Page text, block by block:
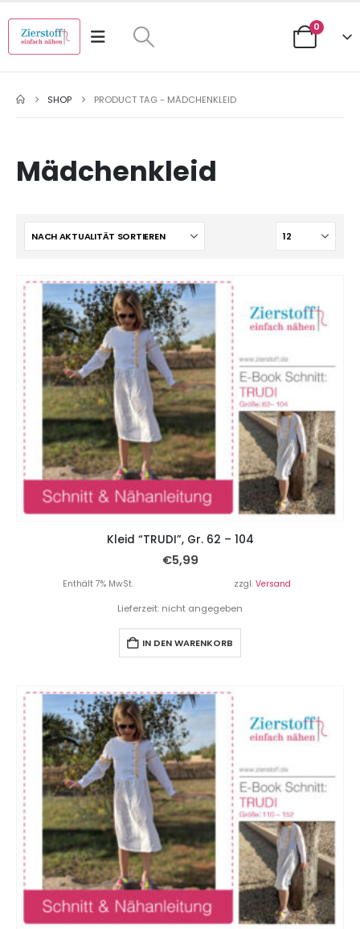
0
SHOP PRODUCT TAG - MÄDCHENKLEID
Mädchenkleid
Kleid “TRUDI”, Gr. 62 – 104
€5,99
Enthält 7% MwSt. zzgl. Versand
Lieferzeit: nicht angegeben
IN DEN WARENKORB